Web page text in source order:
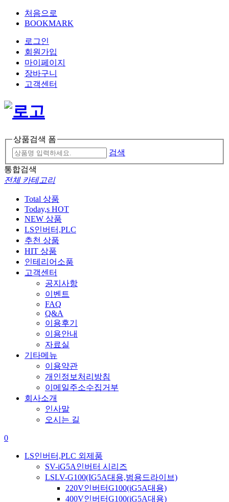
처음으로
BOOKMARK
로그인
회원가입
마이페이지
장바구니
고객센터
상품검색 폼
검색
통합검색
전체 카테고리
Total 상품
Today,s HOT
NEW 상품
LS인버터,PLC
추천 상품
HIT 상품
인테리어소품
고객센터
공지사항
이벤트
FAQ
Q&A
이용후기
이용안내
자료실
기타메뉴
이용약관
개인정보처리방침
이메일주소수집거부
회사소개
인사말
오시는 길
0
LS인버터,PLC 외제품
SV-iG5A인버터 시리즈
LSLV-G100(IG5A대용,범용드라이브)
220V인버터G100(iG5A대용)
400V인버터G100(iG5A대용)